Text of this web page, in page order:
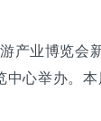
产业博览会
中心举办。